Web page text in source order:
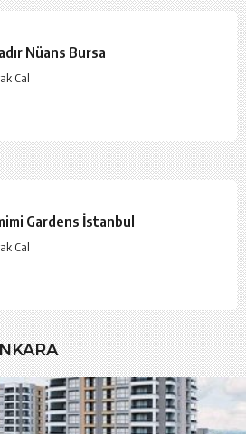
Nüans Bursa
Cal
Gardens İstanbul
Cal